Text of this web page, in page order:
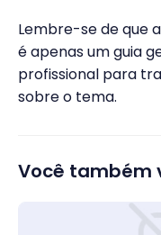
Lembre-se de que
é apenas um guia
profissional para
sobre o tema.
Você também